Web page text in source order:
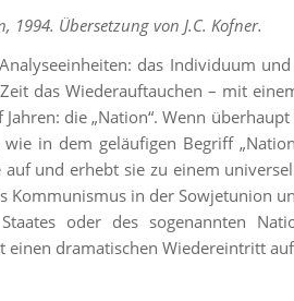
Übersetzung von J.C. Kofner.
das Individuum
das Wiederauftauchen – mit
die „Nation“. Wenn
in dem geläufigen Begriff
und erhebt sie zu einem
Kommunismus in der Sowjetunion
oder des sogenannten
dramatischen Wiedereintritt